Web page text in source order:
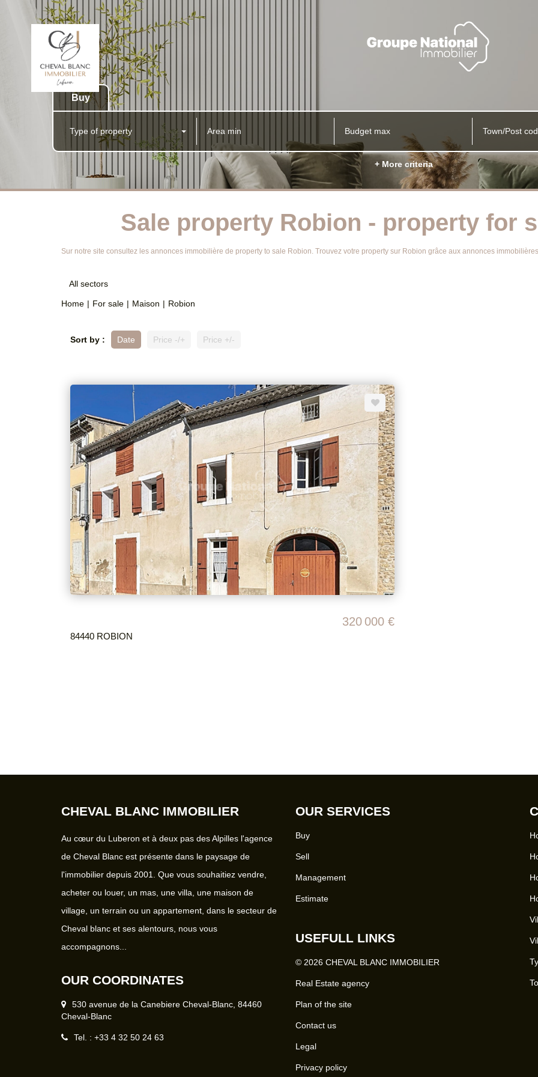
Buy
Type of property Town/Post
+ More criteria
Sale property Robion - property for
Sur notre site consultez les annonces immobilière de property to sale Robion. Trouvez votre property sur Robion grâce aux annonces
All sectors
Home For sale Maison Robion
Sort by : Date Price -/+ Price +/-
320 000 €
84440 ROBION
CHEVAL BLANC IMMOBILIER
Au cœur du Luberon et à deux pas des Alpilles l'agence
de Cheval Blanc est présente dans le paysage de
l'immobilier depuis 2001. Que vous souhaitiez vendre,
acheter ou louer, un mas, une villa, une maison de
village, un terrain ou un appartement, dans le secteur de
Cheval blanc et ses alentours, nous vous
accompagnons...
OUR COORDINATES
530 avenue de la Canebiere Cheval-Blanc, 84460
Cheval-Blanc
Tel. : +33 4 32 50 24 63
OUR SERVICES
Buy
Sell
Management
Estimate
USEFULL LINKS
© 2026 CHEVAL BLANC IMMOBILIER
Real Estate agency
Plan of the site
Contact us
Legal
Privacy policy